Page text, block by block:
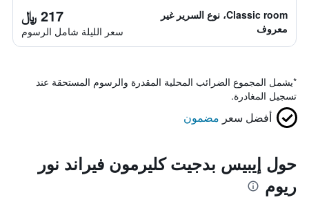
Classic room، نوع السرير غير
معروف
217 ﷼
سعر الليلة شامل الرسوم
*يشمل المجموع الضرائب المحلية المقدرة والرسوم المستحقة عند
تسجيل المغادرة.
أفضل سعر مضمون
حول إيبيس بدجيت كليرمون فيراند نور
ريوم